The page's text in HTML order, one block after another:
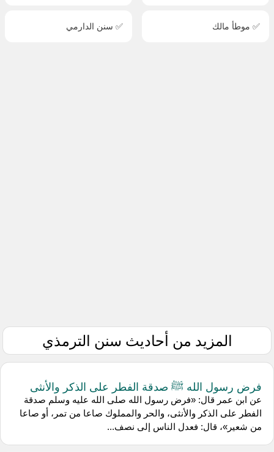
✅ موطأ مالك ✅ سنن الدارمي
المزيد من أحاديث سنن الترمذي
فرض رسول الله ﷺ صدقة الفطر على الذكر والأنثى
عن ابن عمر قال: «فرض رسول الله صلى الله عليه وسلم صدقة
الفطر على الذكر والأنثى، والحر والمملوك صاعا من تمر، أو صاعا
من شعير»، قال: فعدل الناس إلى نصف...